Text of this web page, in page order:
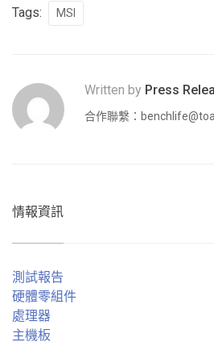
Tags: MSI
Written by Press
合作聯繫：
情報資訊
測試報告
硬體零組件
處理器
主機板